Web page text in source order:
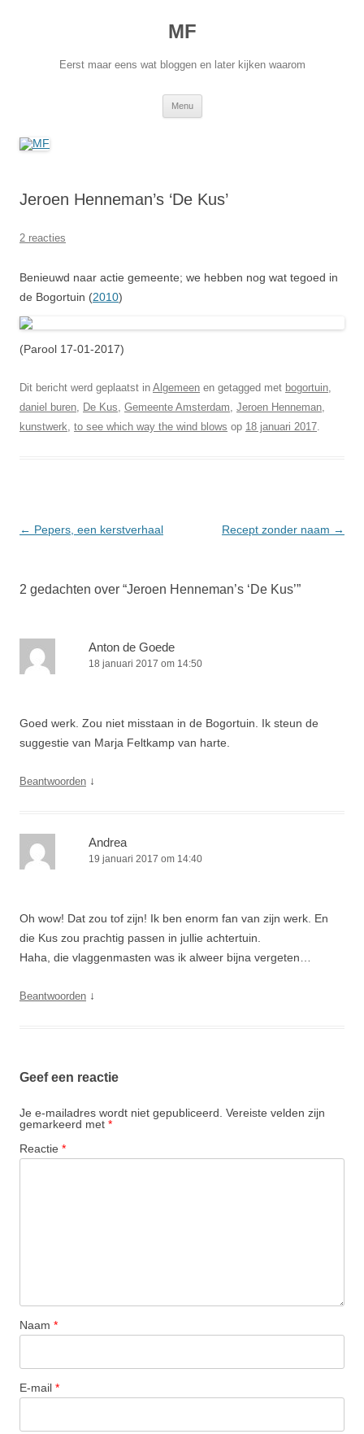
MF
Eerst maar eens wat bloggen en later kijken waarom
Menu
Jeroen Henneman’s ‘De Kus’
2 reacties
Benieuwd naar actie gemeente; we hebben nog wat tegoed in
de Bogortuin (2010)
(Parool 17-01-2017)
Dit bericht werd geplaatst in Algemeen en getagged met bogortuin,
daniel buren, De Kus, Gemeente Amsterdam, Jeroen Henneman,
kunstwerk, to see which way the wind blows op 18 januari 2017.
Berichtnavigatie
← Pepers, een kerstverhaal Recept zonder naam →
2 gedachten over “Jeroen Henneman’s ‘De Kus’”
Anton de Goede
18 januari 2017 om 14:50
Goed werk. Zou niet misstaan in de Bogortuin. Ik steun de
suggestie van Marja Feltkamp van harte.
Beantwoorden ↓
Andrea
19 januari 2017 om 14:40
Oh wow! Dat zou tof zijn! Ik ben enorm fan van zijn werk. En
die Kus zou prachtig passen in jullie achtertuin.
Haha, die vlaggenmasten was ik alweer bijna vergeten…
Beantwoorden ↓
Geef een reactie
Je e-mailadres wordt niet gepubliceerd. Vereiste velden zijn
gemarkeerd met *
Reactie *
Naam *
E-mail *